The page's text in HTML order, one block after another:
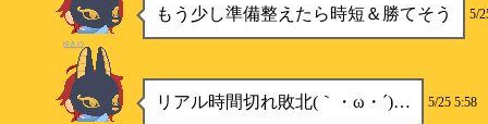
もう少し準備整えたら時短＆勝てそう 5/
ゆきの
リアル時間切れ敗北(｀・ω・´)… 5/25 5:58